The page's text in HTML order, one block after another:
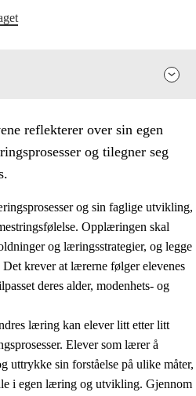
utvikling og danning
reflekterer over sin egen
og tilegner seg
og sin faglige utvikling,
Opplæringen skal
og læringsstrategier, og legge
krever at lærerne følger elevenes
deres alder, modenhets- og
læring kan elever litt etter litt
Elever som lærer å
uttrykke sin forståelse på ulike måter,
i egen læring og utvikling. Gjennom